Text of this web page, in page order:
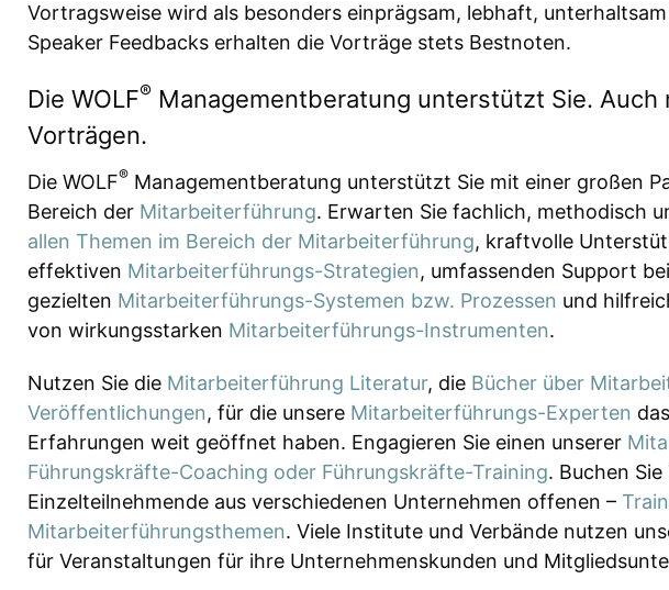
Vortragsweise wird als besonders einprägsam, lebhaft,
Speaker Feedbacks erhalten die Vorträge stets Bestnoten.
Die WOLF® Managementberatung unterstützt Sie.
Vorträgen.
Die WOLF® Managementberatung unterstützt Sie mit einer großen
Bereich der Mitarbeiterführung. Erwarten Sie fachlich, methodisch
allen Themen im Bereich der Mitarbeiterführung, kraftvolle
effektiven Mitarbeiterführungs-Strategien, umfassenden Support
gezielten Mitarbeiterführungs-Systemen bzw. Prozessen und
von wirkungsstarken Mitarbeiterführungs-Instrumenten.
Nutzen Sie die Mitarbeiterführung Literatur, die Bücher über
Veröffentlichungen, für die unsere Mitarbeiterführungs-Experten
Erfahrungen weit geöffnet haben. Engagieren Sie einen unserer
Führungskräfte-Coaching oder Führungskräfte-Training. Buchen
Einzelteilnehmende aus verschiedenen Unternehmen offenen –
Mitarbeiterführungsthemen. Viele Institute und Verbände nutzen
für Veranstaltungen für ihre Unternehmenskunden und